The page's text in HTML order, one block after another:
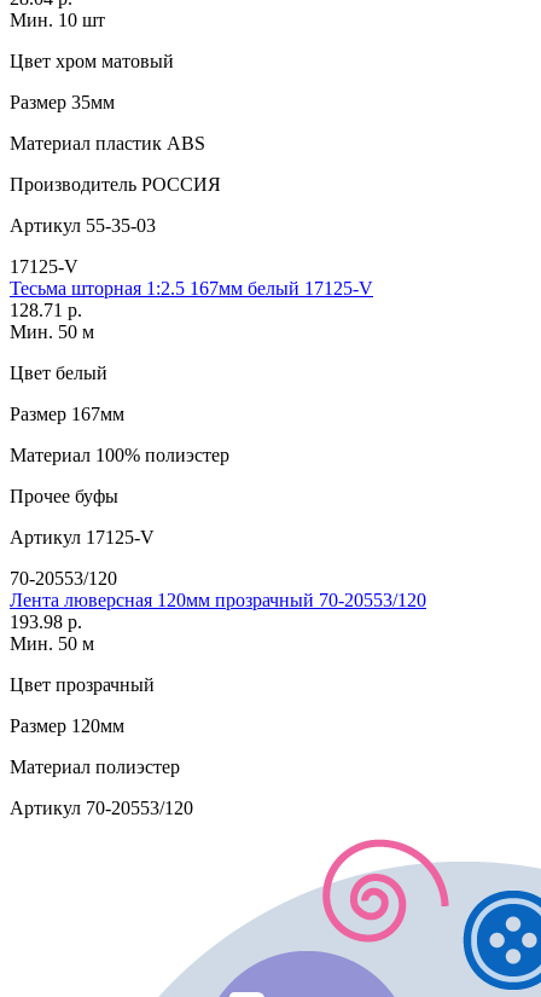
Мин. 10 шт
Цвет хром матовый
Размер 35мм
Материал пластик АВS
Производитель РОССИЯ
Артикул 55-35-03
17125-V
Тесьма шторная 1:2.5 167мм белый 17125-V
128.71 р.
Мин. 50 м
Цвет белый
Размер 167мм
Материал 100% полиэстер
Прочее буфы
Артикул 17125-V
70-20553/120
Лента люверсная 120мм прозрачный 70-20553/120
193.98 р.
Мин. 50 м
Цвет прозрачный
Размер 120мм
Материал полиэстер
Артикул 70-20553/120